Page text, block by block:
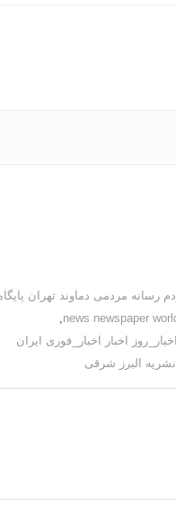
رسانه مردمی دماوند تهران
اخبار اخبار_فوری ایران
نشریه البرز شرقی